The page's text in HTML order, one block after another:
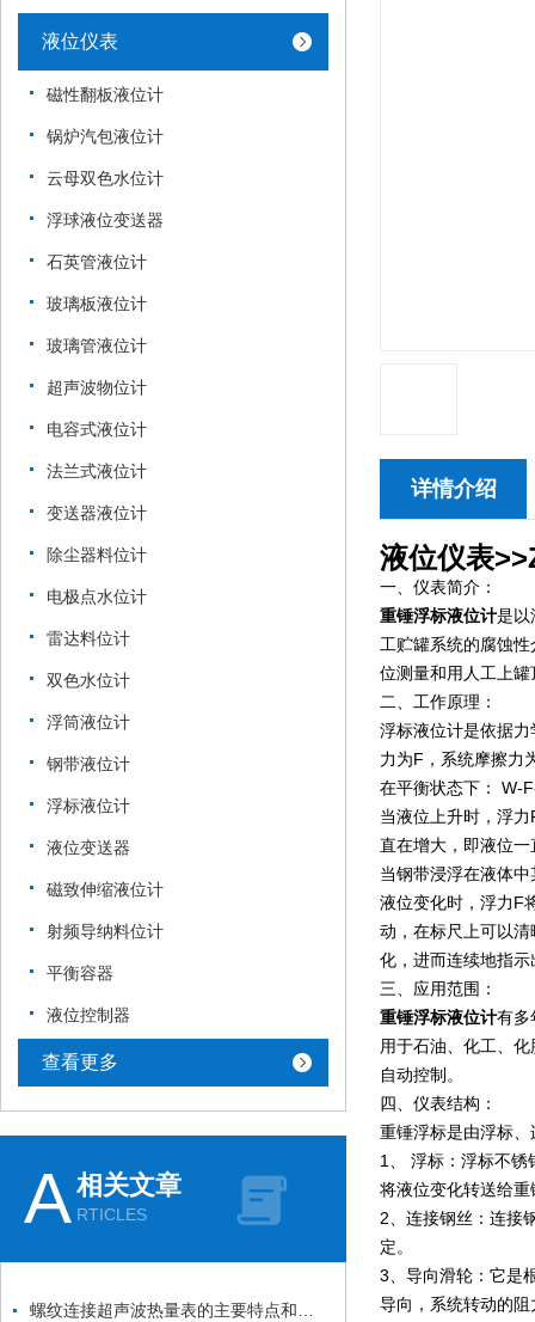
液位仪表
磁性翻板液位计
锅炉汽包液位计
云母双色水位计
浮球液位变送器
石英管液位计
玻璃板液位计
玻璃管液位计
超声波物位计
电容式液位计
法兰式液位计
变送器液位计
除尘器料位计
电极点水位计
雷达料位计
双色水位计
浮筒液位计
钢带液位计
浮标液位计
液位变送器
磁致伸缩液位计
射频导纳料位计
平衡容器
液位控制器
查看更多
A相关文章
RTICLES
详情介绍
液位仪表
一、仪表简介：
重锤浮标液位计是以
工贮罐系统的腐蚀
位测量和用人工上
二、工作原理：
浮标液位计是依据
力为F，系统摩擦力
在平衡状态下： W-
当液位上升时，浮
直在增大，即液位
当钢带浸浮在液体
液位变化时，浮力F
动，在标尺上可以
化，进而连续地指
三、应用范围：
重锤浮标液位计有多
用于石油、化工、
自动控制。
四、仪表结构：
重锤浮标是由浮标
1、 浮标：浮标不锈
将液位变化转送给
2、连接钢丝：连接
定。
3、导向滑轮：它是
导向，系统转动的